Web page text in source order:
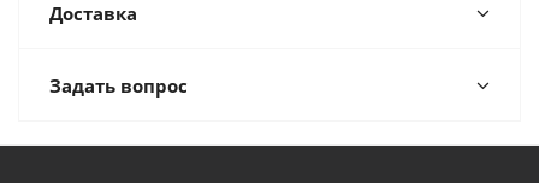
Доставка
Задать вопрос